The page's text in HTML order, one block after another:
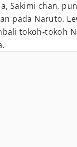
Sakimi chan,
pada Naruto.
tokoh-tokoh